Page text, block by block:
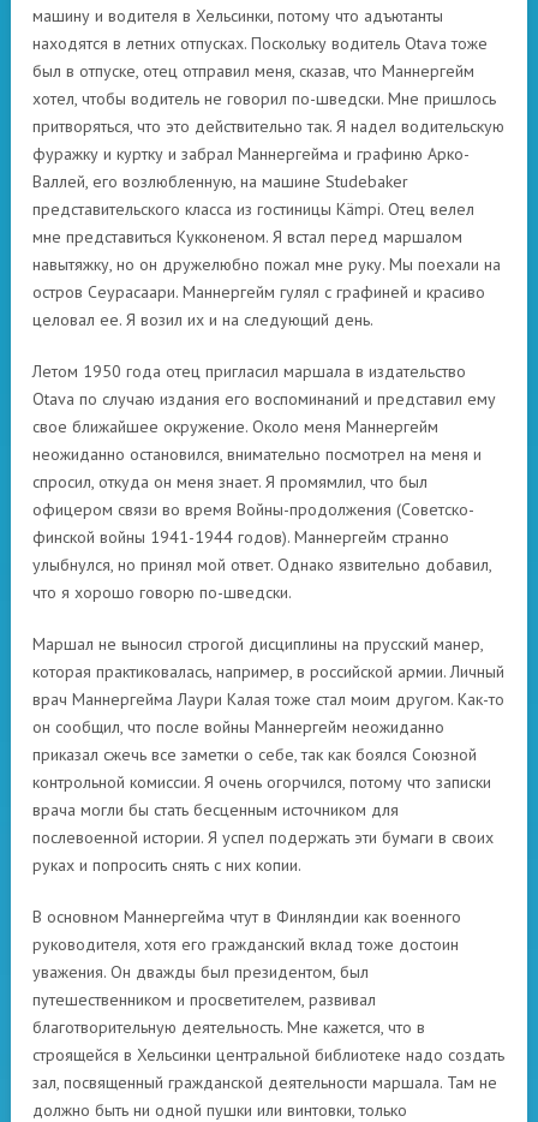
машину и водителя в Хельсинки, потому что адъютанты
находятся в летних отпусках. Поскольку водитель Otava тоже
был в отпуске, отец отправил меня, сказав, что Маннергейм
хотел, чтобы водитель не говорил по-шведски. Мне пришлось
притворяться, что это действительно так. Я надел водительскую
фуражку и куртку и забрал Маннергейма и графиню Арко-
Валлей, его возлюбленную, на машине Studebaker
представительского класса из гостиницы Kämpi. Отец велел
мне представиться Кукконеном. Я встал перед маршалом
навытяжку, но он дружелюбно пожал мне руку. Мы поехали на
остров Сеурасаари. Маннергейм гулял с графиней и красиво
целовал ее. Я возил их и на следующий день.
Летом 1950 года отец пригласил маршала в издательство
Otava по случаю издания его воспоминаний и представил ему
свое ближайшее окружение. Около меня Маннергейм
неожиданно остановился, внимательно посмотрел на меня и
спросил, откуда он меня знает. Я промямлил, что был
офицером связи во время Войны-продолжения (Советско-
финской войны 1941-1944 годов). Маннергейм странно
улыбнулся, но принял мой ответ. Однако язвительно добавил,
что я хорошо говорю по-шведски.
Маршал не выносил строгой дисциплины на прусский манер,
которая практиковалась, например, в российской армии. Личный
врач Маннергейма Лаури Калая тоже стал моим другом. Как-то
он сообщил, что после войны Маннергейм неожиданно
приказал сжечь все заметки о себе, так как боялся Союзной
контрольной комиссии. Я очень огорчился, потому что записки
врача могли бы стать бесценным источником для
послевоенной истории. Я успел подержать эти бумаги в своих
руках и попросить снять с них копии.
В основном Маннергейма чтут в Финляндии как военного
руководителя, хотя его гражданский вклад тоже достоин
уважения. Он дважды был президентом, был
путешественником и просветителем, развивал
благотворительную деятельность. Мне кажется, что в
строящейся в Хельсинки центральной библиотеке надо создать
зал, посвященный гражданской деятельности маршала. Там не
должно быть ни одной пушки или винтовки, только